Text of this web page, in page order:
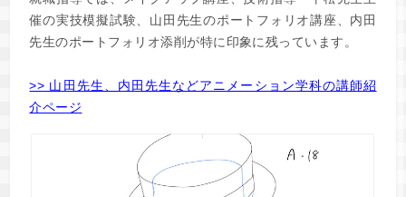
催の実技模擬試験、山田先生のポートフォリオ講座、内田
先生のポートフォリオ添削が特に印象に残っています。
>> 山田先生、内田先生などアニメーション学科の講師紹
介ページ